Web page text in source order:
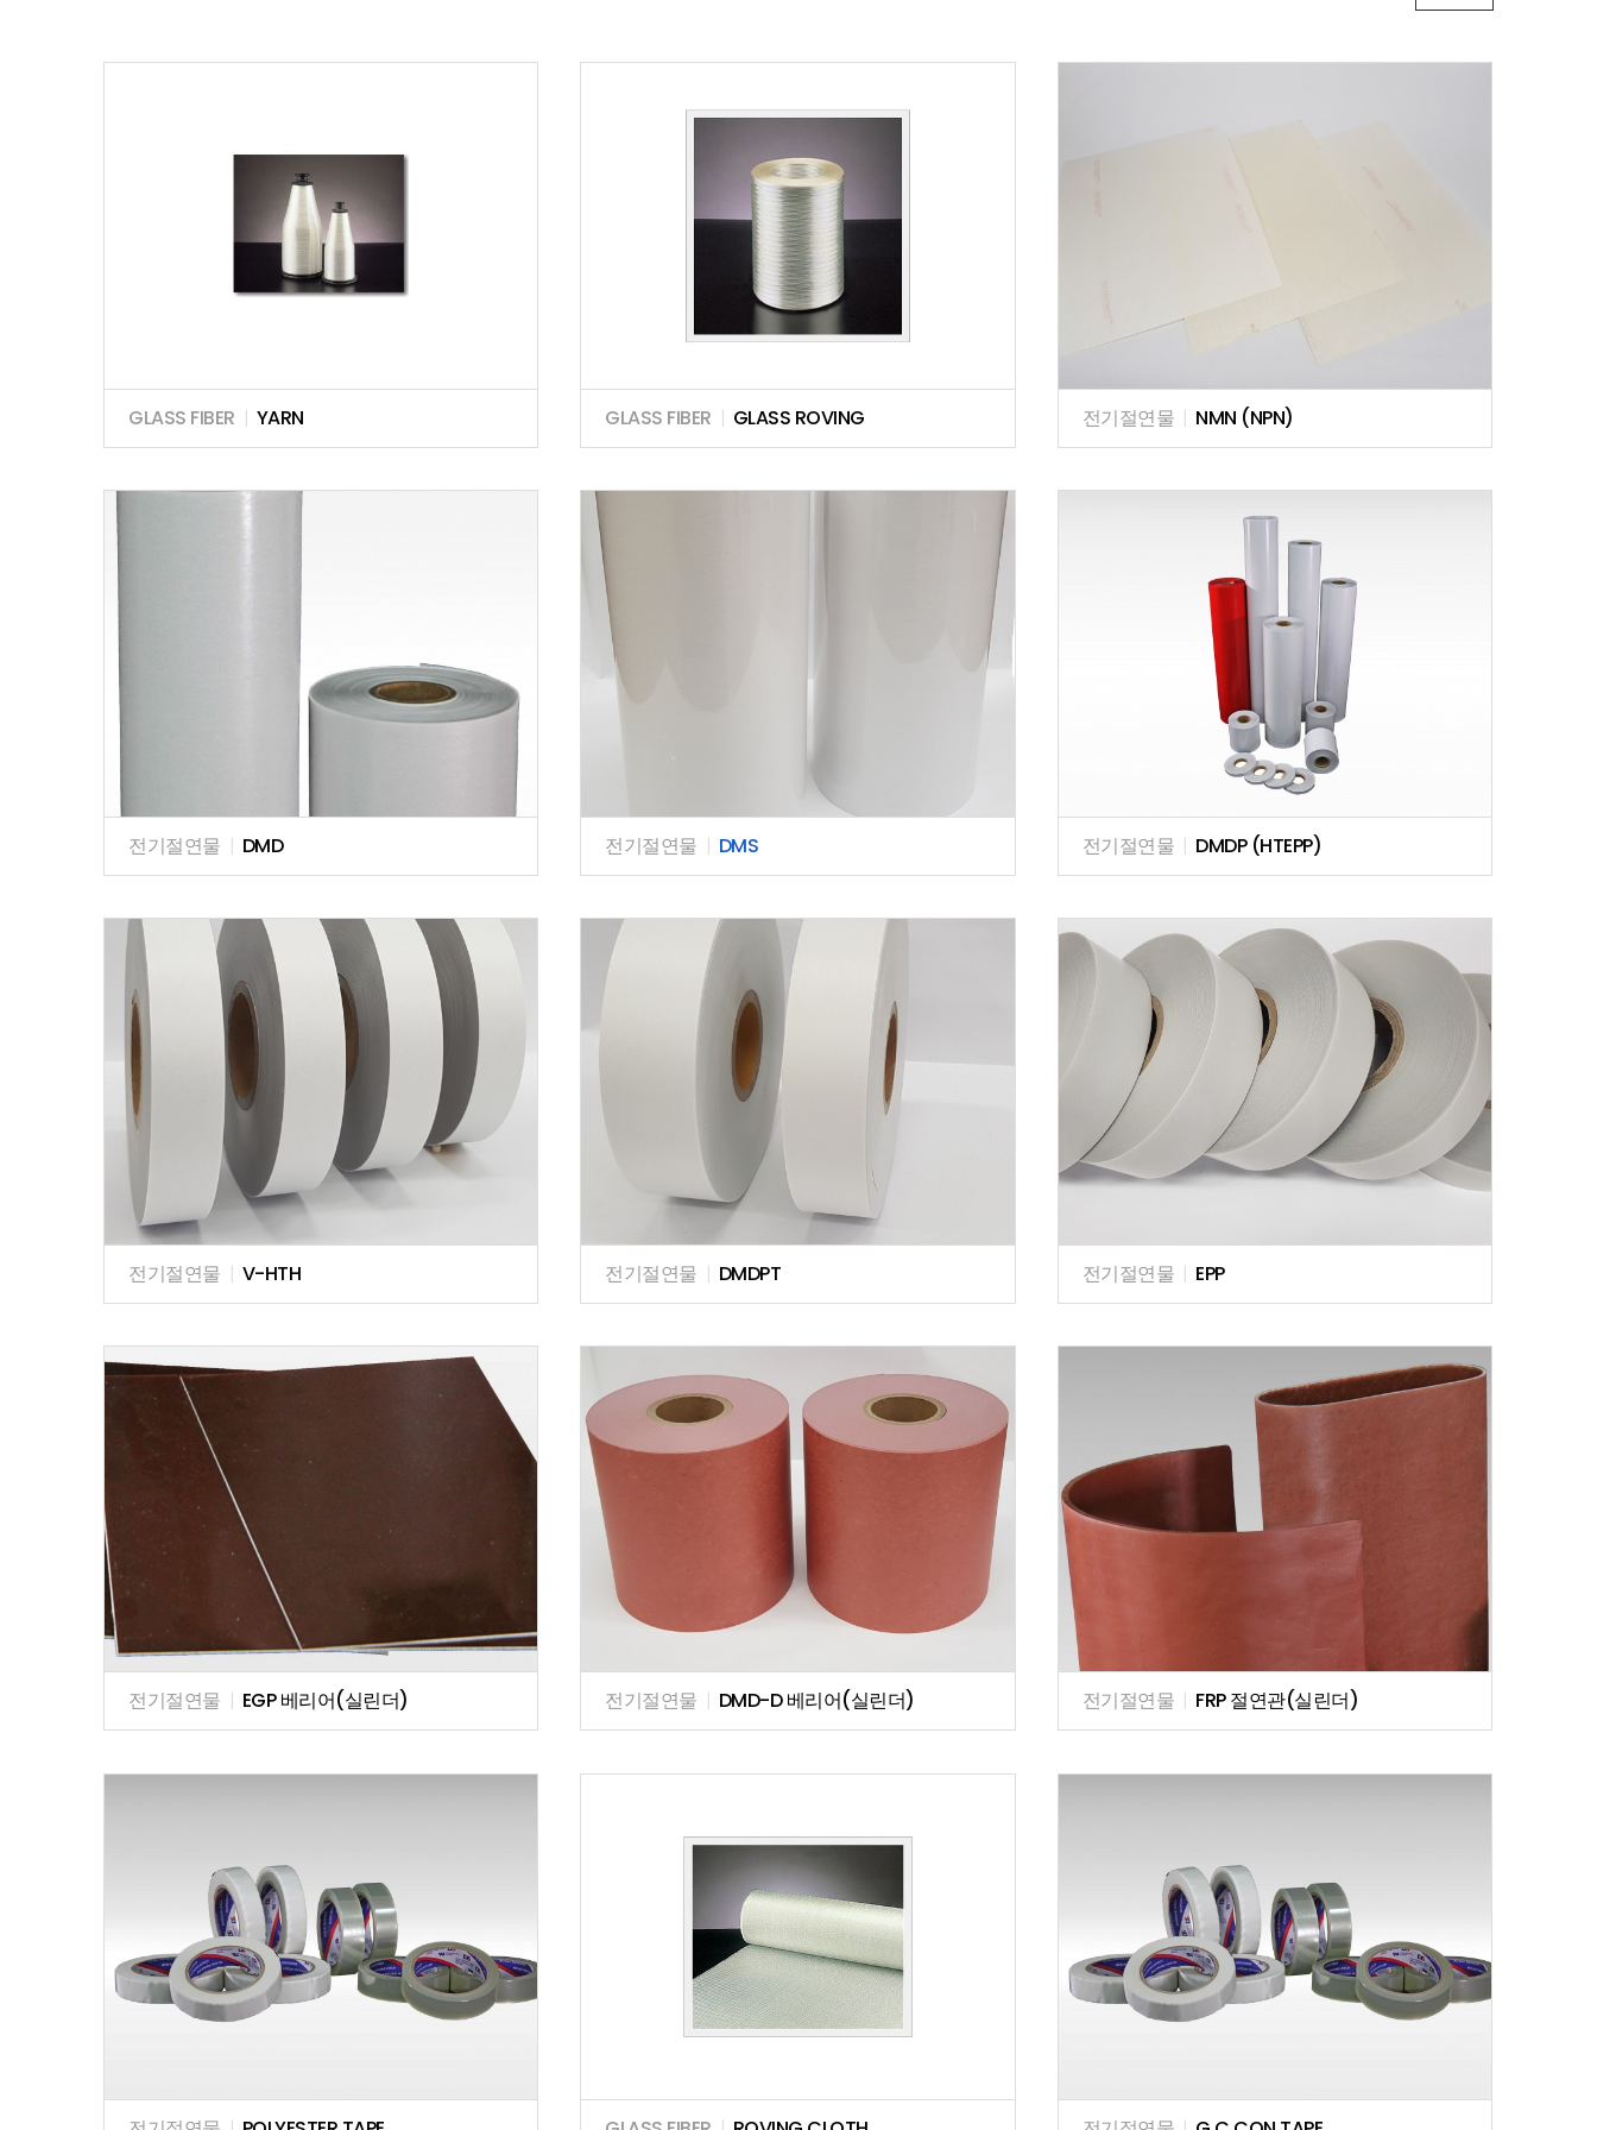
GLASS FIBER | YARN GLASS FIBER | GLASS ROVING 전기절연물 | NMN (NPN)
전기절연물 | DMD 전기절연물 | DMS 전기절연물 | DMDP (HTEPP)
전기절연물 | V-HTH 전기절연물 | DMDPT 전기절연물 | EPP
전기절연물 | EGP 베리어(실린더) 전기절연물 | DMD-D 베리어(실린더) 전기절연물 | FRP 절연관(실린더)